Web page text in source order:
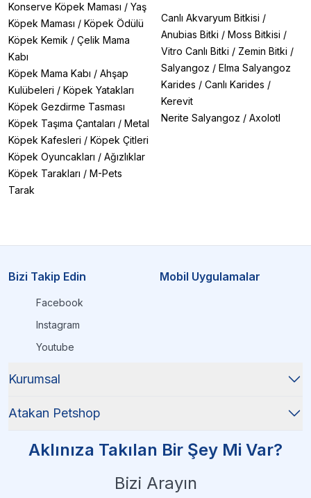
Konserve Köpek Maması / Yaş
Köpek Maması / Köpek Ödülü
Köpek Kemik / Çelik Mama
Kabı
Köpek Mama Kabı / Ahşap
Kulübeleri / Köpek Yatakları
Köpek Gezdirme Tasması
Köpek Taşıma Çantaları / Metal
Köpek Kafesleri / Köpek Çitleri
Köpek Oyuncakları / Ağızlıklar
Köpek Tarakları / M-Pets
Tarak
Canlı Akvaryum Bitkisi /
Anubias Bitki / Moss Bitkisi /
Vitro Canlı Bitki / Zemin Bitki /
Salyangoz / Elma Salyangoz
Karides / Canlı Karides /
Kerevit
Nerite Salyangoz / Axolotl
Bizi Takip Edin
Facebook
Instagram
Youtube
Mobil Uygulamalar
Kurumsal
Atakan Petshop
Aklınıza Takılan Bir Şey Mi Var?
Bizi Arayın